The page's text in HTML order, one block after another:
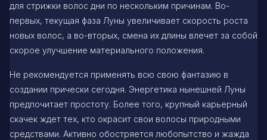
для стрижки волос дни по нескольким причинам. Во-
первых, текущая фаза Луны увеличивает скорость роста
новых волос, а во-вторых, смена их длины влечет за собой
скорое улучшение материального положения.
Не рекомендуется применять всю свою фантазию в
создании прически сегодня. Энергетика нынешней Луны
предпочитает простоту. Более того, крупный карьерный
скачек ждет тех, кто окрасит свои волосы природными
средствами. Активно обостряется любопытство и жажда